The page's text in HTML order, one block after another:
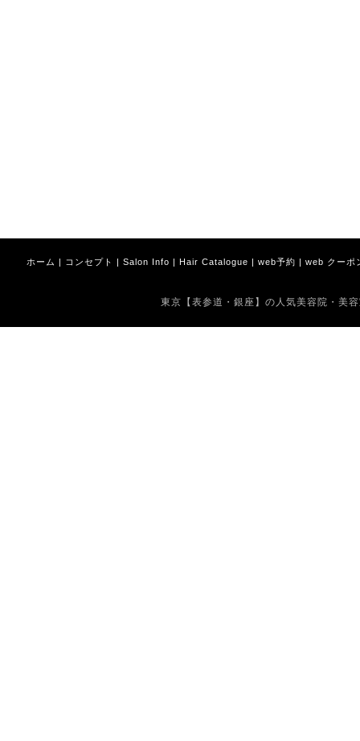
ホーム | コンセプト | Salon Info | Hair Catalogue | web予約 | web クーポ
東京【表参道・銀座】の人気美容院・